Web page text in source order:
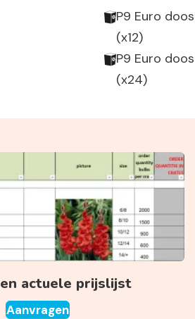
P9 Euro doos
(x12)
P9 Euro doos
(x24)
actuele prijslijst
Aanvragen